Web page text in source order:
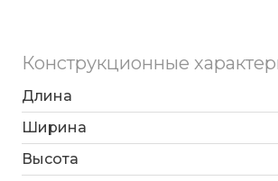
Конструкционные
Длина
Ширина
Высота